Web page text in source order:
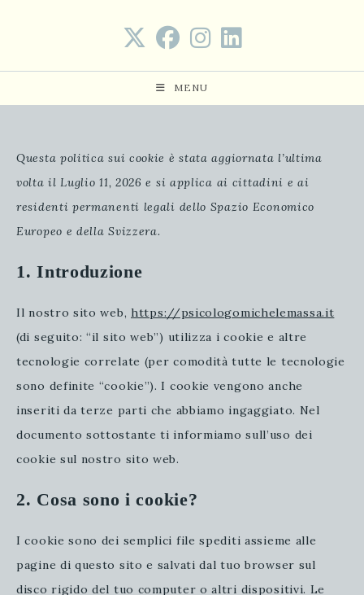
MENU
Questa politica sui cookie è stata aggiornata l’ultima
volta il Luglio 11, 2026 e si applica ai cittadini e ai
residenti permanenti legali dello Spazio Economico
Europeo e della Svizzera.
1. Introduzione
Il nostro sito web, https://psicologomichelemassa.it
(di seguito: “il sito web”) utilizza i cookie e altre
tecnologie correlate (per comodità tutte le tecnologie
sono definite “cookie”). I cookie vengono anche
inseriti da terze parti che abbiamo ingaggiato. Nel
documento sottostante ti informiamo sull’uso dei
cookie sul nostro sito web.
2. Cosa sono i cookie?
I cookie sono dei semplici file spediti assieme alle
pagine di questo sito e salvati dal tuo browser sul
disco rigido del tuo computer o altri dispositivi. Le